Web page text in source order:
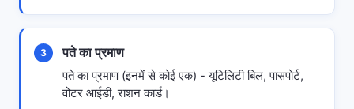
3 पते का प्रमाण
पते का प्रमाण (इनमें से कोई एक) - यूटिलिटी बिल, पासपोर्ट,
वोटर आईडी, राशन कार्ड।